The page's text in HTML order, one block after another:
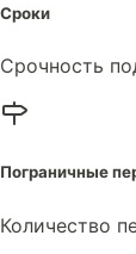
Сроки
Срочность
Пограничные
Количество